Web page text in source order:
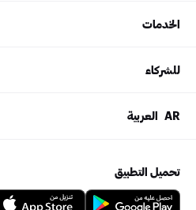
الخدمات
للشركاء
AR العربية
تحميل التطبيق